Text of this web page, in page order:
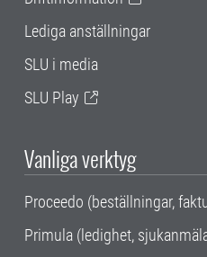
Lediga anställningar
SLU i media
SLU Play
Vanliga verktyg
Proceedo (beställningar,
Primula (ledighet,